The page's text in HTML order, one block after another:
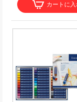
カートに入